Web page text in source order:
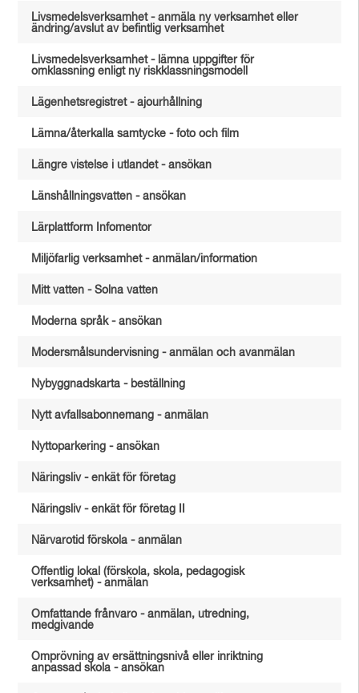
Livsmedelsverksamhet - anmäla ny verksamhet eller
ändring/avslut av befintlig verksamhet
Livsmedelsverksamhet - lämna uppgifter för
omklassning enligt ny riskklassningsmodell
Lägenhetsregistret - ajourhållning
Lämna/återkalla samtycke - foto och film
Längre vistelse i utlandet - ansökan
Länshållningsvatten - ansökan
Lärplattform Infomentor
Miljöfarlig verksamhet - anmälan/information
Mitt vatten - Solna vatten
Moderna språk - ansökan
Modersmålsundervisning - anmälan och avanmälan
Nybyggnadskarta - beställning
Nytt avfallsabonnemang - anmälan
Nyttoparkering - ansökan
Näringsliv - enkät för företag
Näringsliv - enkät för företag II
Närvarotid förskola - anmälan
Offentlig lokal (förskola, skola, pedagogisk
verksamhet) - anmälan
Omfattande frånvaro - anmälan, utredning,
medgivande
Omprövning av ersättningsnivå eller inriktning
anpassad skola - ansökan